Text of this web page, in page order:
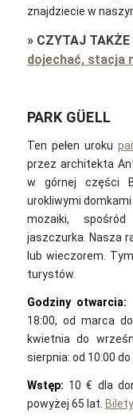
znajdziecie w
» CZYTAJ TAKŻE
dojechać, stacja
PARK GÜELL
Ten pełen uroku
przez architekta
w górnej części
urokliwymi
mozaiki,
jaszczurka. Nasza
lub wieczorem.
turystów.
Godziny otwarcia:
18:00, od marca
kwietnia do
sierpnia: od 10:00 do
Wstęp: 10 € dla
powyżej 65 lat.